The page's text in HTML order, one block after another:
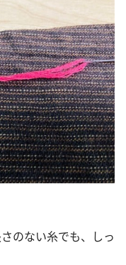
のない糸でも、しっ